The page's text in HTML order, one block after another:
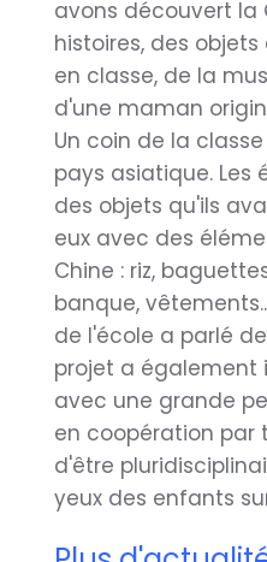
avons découvert la
histoires, des
en classe, de la
d'une maman
Un coin de la
pays asiatique. Les
des objets qu'ils
eux avec des
Chine : riz,
banque,
de l'école a parlé
projet a également
avec une grande
en coopération par
d'être
yeux des enfants